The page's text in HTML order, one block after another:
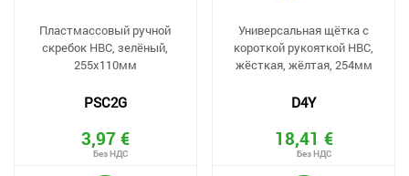
Пластмассовый ручной
скребок HBC, зелёный,
255х110мм
PSC2G
3,97 €
Универсальная щётка с
короткой рукояткой HBC,
жёсткая, жёлтая, 254мм
D4Y
18,41 €